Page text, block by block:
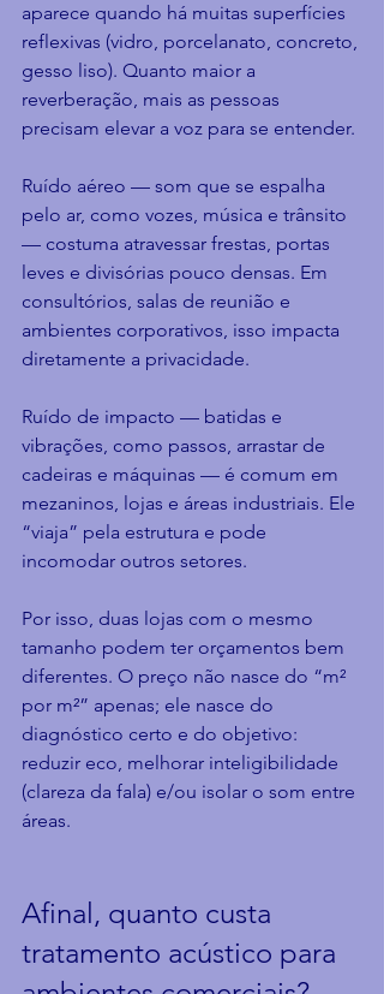
aparece quando há muitas superfícies
reflexivas (vidro, porcelanato, concreto,
gesso liso). Quanto maior a
reverberação, mais as pessoas
precisam elevar a voz para se entender.
Ruído aéreo — som que se espalha
pelo ar, como vozes, música e trânsito
— costuma atravessar frestas, portas
leves e divisórias pouco densas. Em
consultórios, salas de reunião e
ambientes corporativos, isso impacta
diretamente a privacidade.
Ruído de impacto — batidas e
vibrações, como passos, arrastar de
cadeiras e máquinas — é comum em
mezaninos, lojas e áreas industriais. Ele
“viaja” pela estrutura e pode
incomodar outros setores.
Por isso, duas lojas com o mesmo
tamanho podem ter orçamentos bem
diferentes. O preço não nasce do “m²
por m²” apenas; ele nasce do
diagnóstico certo e do objetivo:
reduzir eco, melhorar inteligibilidade
(clareza da fala) e/ou isolar o som entre
áreas.
Afinal, quanto custa
tratamento acústico para